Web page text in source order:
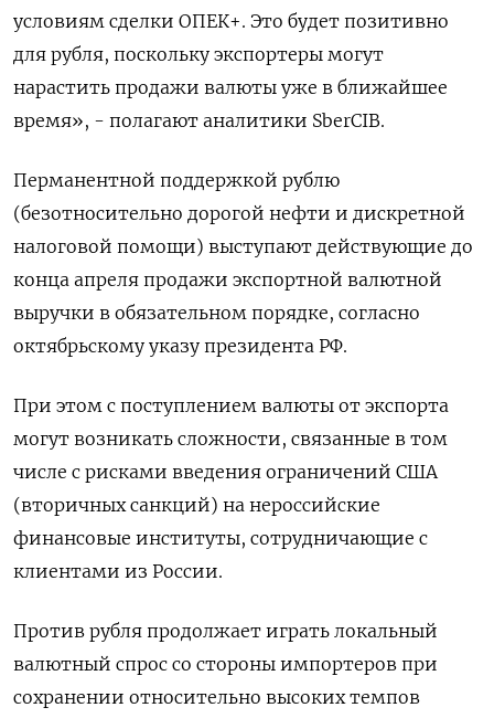
условиям сделки ОПЕК+. Это будет позитивно
для рубля, поскольку экспортеры могут
нарастить продажи валюты уже в ближайшее
время», - полагают аналитики SberCIB.
Перманентной поддержкой рублю
(безотносительно дорогой нефти и дискретной
налоговой помощи) выступают действующие до
конца апреля продажи экспортной валютной
выручки в обязательном порядке, согласно
октябрьскому указу президента РФ.
При этом с поступлением валюты от экспорта
могут возникать сложности, связанные в том
числе с рисками введения ограничений США
(вторичных санкций) на нероссийские
финансовые институты, сотрудничающие с
клиентами из России.
Против рубля продолжает играть локальный
валютный спрос со стороны импортеров при
сохранении относительно высоких темпов